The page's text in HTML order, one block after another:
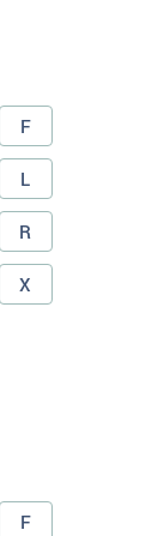
F
L
R
X
F